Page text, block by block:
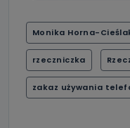
Monika Horna-
rzeczniczka
zakaz używania